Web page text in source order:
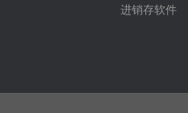
进销存软件